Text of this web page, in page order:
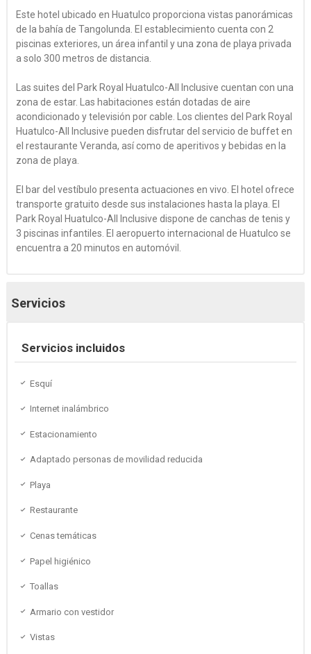
Este hotel ubicado en Huatulco proporciona vistas panorámicas
de la bahía de Tangolunda. El establecimiento cuenta con 2
piscinas exteriores, un área infantil y una zona de playa privada
a solo 300 metros de distancia.
Las suites del Park Royal Huatulco-All Inclusive cuentan con una
zona de estar. Las habitaciones están dotadas de aire
acondicionado y televisión por cable. Los clientes del Park Royal
Huatulco-All Inclusive pueden disfrutar del servicio de buffet en
el restaurante Veranda, así como de aperitivos y bebidas en la
zona de playa.
El bar del vestíbulo presenta actuaciones en vivo. El hotel ofrece
transporte gratuito desde sus instalaciones hasta la playa. El
Park Royal Huatulco-All Inclusive dispone de canchas de tenis y
3 piscinas infantiles. El aeropuerto internacional de Huatulco se
encuentra a 20 minutos en automóvil.
Servicios
Servicios incluidos
Esquí
Internet inalámbrico
Estacionamiento
Adaptado personas de movilidad reducida
Playa
Restaurante
Cenas temáticas
Papel higiénico
Toallas
Armario con vestidor
Vistas